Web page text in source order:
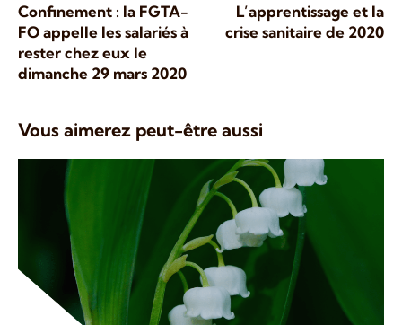
Confinement : la FGTA-
FO appelle les salariés à
rester chez eux le
dimanche 29 mars 2020
L’apprentissage et la
crise sanitaire de 2020
Vous aimerez peut-être aussi